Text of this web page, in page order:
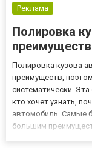
Реклама
Полировка
Полировка кузова
преимуществ,
систематически.
кто хочет узнать,
автомобиль. Самые
большим